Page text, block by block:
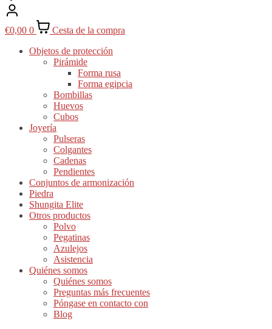
€0,00 0
Cesta de la compra
Objetos de protección
Pirámide
Forma rusa
Forma egipcia
Bombillas
Huevos
Cubos
Joyería
Pulseras
Colgantes
Cadenas
Pendientes
Conjuntos de armonización
Piedra
Shungita Elite
Otros productos
Polvo
Pegatinas
Azulejos
Asistencia
Quiénes somos
Quiénes somos
Preguntas más frecuentes
Póngase en contacto con
Blog